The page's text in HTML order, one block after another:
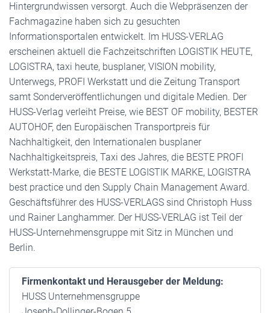
Hintergrundwissen versorgt. Auch die Webpräsenzen der
Fachmagazine haben sich zu gesuchten
Informationsportalen entwickelt. Im HUSS-VERLAG
erscheinen aktuell die Fachzeitschriften LOGISTIK HEUTE,
LOGISTRA, taxi heute, busplaner, VISION mobility,
Unterwegs, PROFI Werkstatt und die Zeitung Transport
samt Sonderveröffentlichungen und digitale Medien. Der
HUSS-Verlag verleiht Preise, wie BEST OF mobility, BESTER
AUTOHOF, den Europäischen Transportpreis für
Nachhaltigkeit, den Internationalen busplaner
Nachhaltigkeitspreis, Taxi des Jahres, die BESTE PROFI
Werkstatt-Marke, die BESTE LOGISTIK MARKE, LOGISTRA
best practice und den Supply Chain Management Award.
Geschäftsführer des HUSS-VERLAGS sind Christoph Huss
und Rainer Langhammer. Der HUSS-VERLAG ist Teil der
HUSS-Unternehmensgruppe mit Sitz in München und
Berlin.
Firmenkontakt und Herausgeber der Meldung:
HUSS Unternehmensgruppe